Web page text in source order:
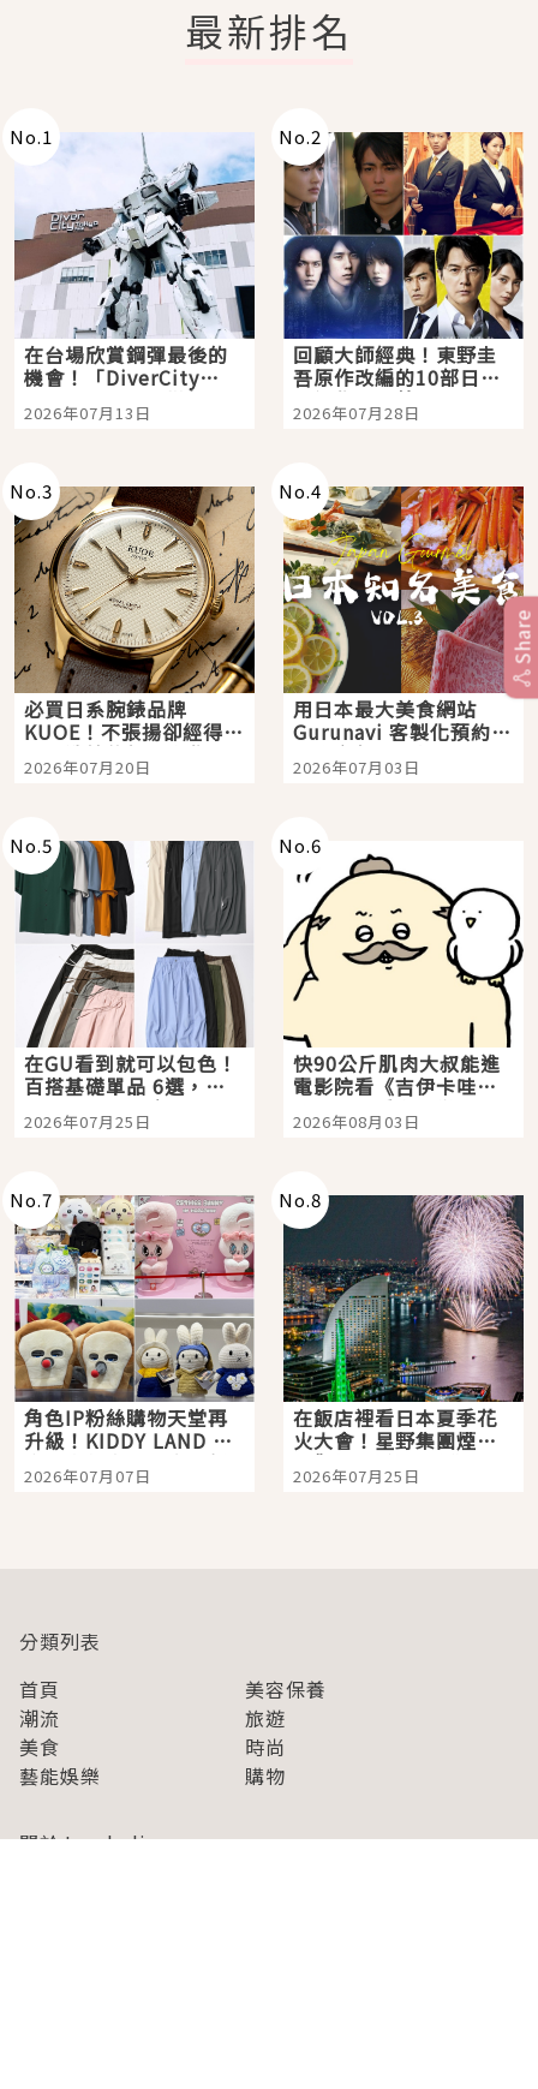
最新排名
No.1
在台場欣賞鋼彈最後的
機會！「DiverCity
Tokyo Plaza」搭船、
購物、美食及夜景，一
2026年07月13日
No.2
回顧大師經典！東野圭
吾原作改編的10部日本
影視作品推薦
2026年07月28日
No.3
必買日系腕錶品牌
KUOE！不張揚卻經得起
時間洗鍊的經典之作五
選
2026年07月20日
No.4
用日本最大美食網站
Gurunavi 客製化預約九
大都市餐廳，打造專屬
美食體驗！
2026年07月03日
No.5
在GU看到就可以包色！
百搭基礎單品 6選，閉
眼全收也不心疼
2026年07月25日
No.6
快90公斤肌肉大叔能進
電影院看《吉伊卡哇》
嗎？日本重金屬樂團
「打首」會長與nagano
2026年08月03日
No.7
角色IP粉絲購物天堂再
升級！KIDDY LAND 原
宿店吉伊卡哇迎客，新
開幕 OMOKADO 店3分
2026年07月07日
No.8
在飯店裡看日本夏季花
火大會！星野集團煙火
景觀飯店6選，讓你不用
人擠人悠閒欣賞
2026年07月25日
Share
分類列表
首頁
美容保養
潮流
旅遊
美食
時尚
藝能娛樂
購物
關於Japaholic